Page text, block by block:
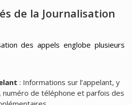
de la Journalisation
des appels englobe plusieurs
: Informations sur l’appelant, y
numéro de téléphone et parfois des